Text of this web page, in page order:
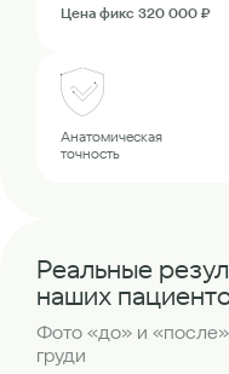
Цена фикс 320 000 ₽
Анатомическая
точность
Реальные
наших
Фото «до» и
груди